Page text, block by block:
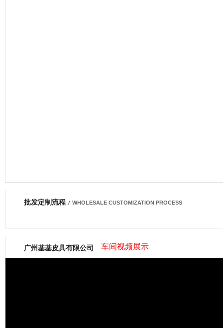
网商会会员
批发定制流程 / WHOLESALE CUSTOMIZATION PROCESS
广州基基皮具有限公司 车间视频展示